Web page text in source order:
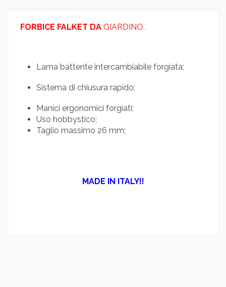
FORBICE FALKET DA GIARDINO.
Lama battente intercambiabile forgiata;
Sistema di chiusura rapido;
Manici ergonomici forgiati;
Uso hobbystico;
Taglio massimo 26 mm;
MADE IN ITALY!!